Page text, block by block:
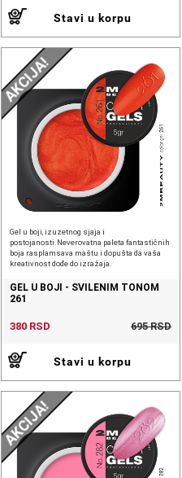
Stavi u korpu
AKCIJA!
Gel u boji, izuzetnog sjaja i
postojanosti.Neverovatna paleta fantastičnih
boja rasplamsava maštu i dopušta da vaša
kreativnost dođe do izražaja.
GEL U BOJI - SVILENIM TONOM
261
380 RSD 695 RSD
Stavi u korpu
AKCIJA!